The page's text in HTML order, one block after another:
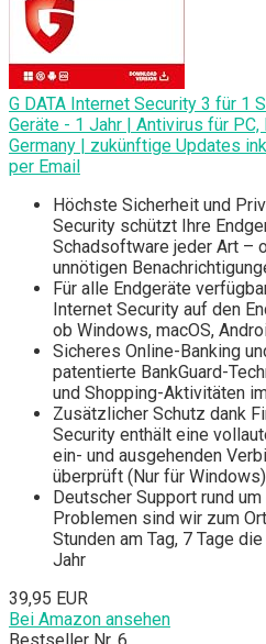
G DATA Internet Security 3 für 1
Geräte - 1 Jahr | Antivirus für
Germany | zukünftige Updates
per Email
Höchste Sicherheit und
Security schützt Ihre
Schadsoftware jeder Art –
unnötigen
Für alle Endgeräte
Internet Security auf den
ob Windows, macOS,
Sicheres Online-Banking
patentierte BankGuard-
und Shopping-Aktivitäten
Zusätzlicher Schutz dank
Security enthält eine
ein- und ausgehenden
überprüft (Nur für Windows)
Deutscher Support rund
Problemen sind wir zum
Stunden am Tag, 7 Tage
Jahr
39,95 EUR
Bei Amazon ansehen